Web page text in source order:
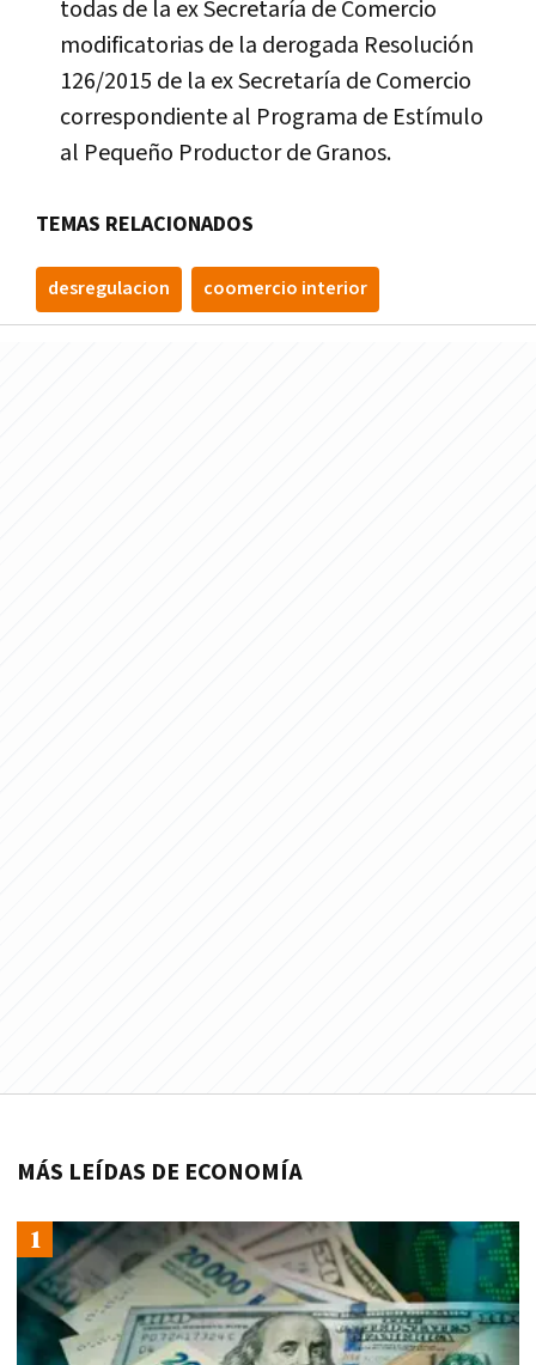
todas de la ex Secretaría de Comercio
modificatorias de la derogada Resolución
126/2015 de la ex Secretaría de Comercio
correspondiente al Programa de Estímulo
al Pequeño Productor de Granos.
TEMAS RELACIONADOS
desregulacion coomercio interior
MÁS LEÍDAS DE ECONOMÍA